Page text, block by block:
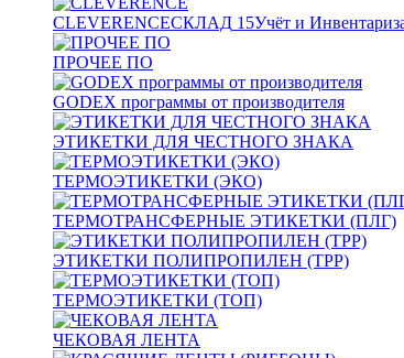
CLEVERENCEСКЛАД 15Учёт и
ПРОЧЕЕ ПО
GODEX программы от производителя
ЭТИКЕТКИ ДЛЯ ЧЕСТНОГО ЗНАКА
ТЕРМОЭТИКЕТКИ (ЭКО)
ТЕРМОТРАНСФЕРНЫЕ ЭТИКЕТКИ (ПЛГ)
ЭТИКЕТКИ ПОЛИПРОПИЛЕН (TPP)
ТЕРМОЭТИКЕТКИ (ТОП)
ЧЕКОВАЯ ЛЕНТА